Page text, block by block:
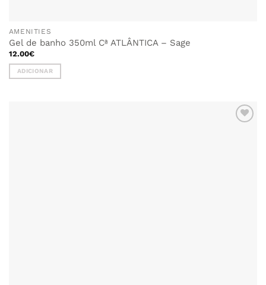
AMENITIES
Gel de banho 350ml Cª ATLÂNTICA – Sage
12.00€
ADICIONAR